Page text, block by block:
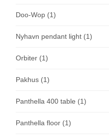
Doo-Wop (1)
Nyhavn pendant light (1)
Orbiter (1)
Pakhus (1)
Panthella 400 table (1)
Panthella floor (1)